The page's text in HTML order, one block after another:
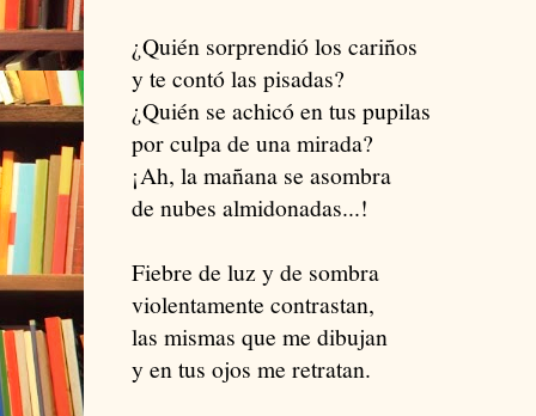
¿Quién sorprendió los cariños
y te contó las pisadas?
¿Quién se achicó en tus pupilas
por culpa de una mirada?
¡Ah, la mañana se asombra
de nubes almidonadas...!
Fiebre de luz y de sombra
violentamente contrastan,
las mismas que me dibujan
y en tus ojos me retratan.